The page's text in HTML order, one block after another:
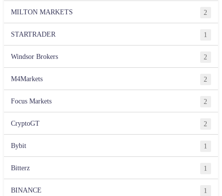
MILTON MARKETS 2
STARTRADER 1
Windsor Brokers 2
M4Markets 2
Focus Markets 2
CryptoGT 2
Bybit 1
Bitterz 1
BINANCE 1